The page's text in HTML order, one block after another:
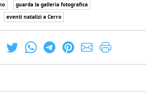
guarda la galleria fotografica
eventi natalizi a Cerro